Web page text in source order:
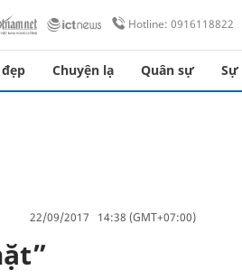
Hotline: 0916118822
Chuyện lạ Quân sự Sự
22/09/2017 14:38 (GMT+07:00)